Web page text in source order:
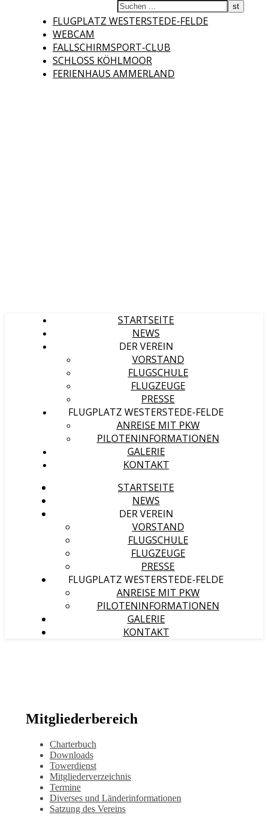
FLUGPLATZ WESTERSTEDE-FELDE
WEBCAM
FALLSCHIRMSPORT-CLUB
SCHLOSS KÖHLMOOR
FERIENHAUS AMMERLAND
Fliegerclub
STARTSEITE
NEWS
DER VEREIN
VORSTAND
FLUGSCHULE
FLUGZEUGE
PRESSE
FLUGPLATZ WESTERSTEDE-FELDE
ANREISE MIT PKW
PILOTENINFORMATIONEN
GALERIE
KONTAKT
STARTSEITE
NEWS
DER VEREIN
VORSTAND
FLUGSCHULE
FLUGZEUGE
PRESSE
FLUGPLATZ WESTERSTEDE-FELDE
ANREISE MIT PKW
PILOTENINFORMATIONEN
GALERIE
KONTAKT
Mitgliederbereich
Charterbuch
Downloads
Towerdienst
Mitgliederverzeichnis
Termine
Diverses und Länderinformationen
Satzung des Vereins